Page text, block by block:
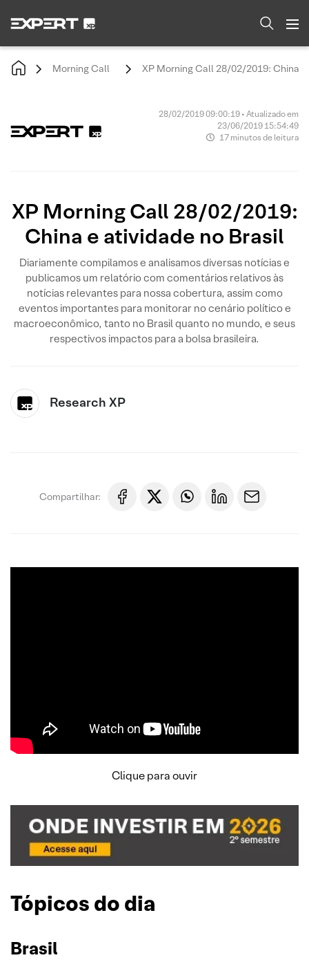
Morning Call XP Morning Call 28/02/2019: China
28/02/2019 09:00:19 • Atualizado em
23/06/2019 15:54:49
17 minutos de leitura
XP Morning Call 28/02/2019:
China e atividade no Brasil
Diariamente compilamos e analisamos diversas notícias e
publicamos um relatório com comentários relativos às
notícias relevantes para nossa cobertura, assim como
eventos importantes para monitorar no cenário político e
macroeconômico, tanto no Brasil quanto no mundo, e seus
respectivos impactos para a bolsa brasileira.
Research XP
Compartilhar:
Clique para ouvir
Tópicos do dia
Brasil